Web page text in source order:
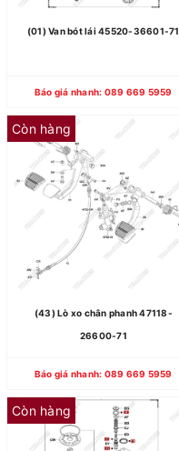
(01) Van bót lái 45520-36601-71
Báo giá nhanh: 089 669 5959
Còn hàng
(43) Lò xo chân phanh 47118-
26600-71
Báo giá nhanh: 089 669 5959
Còn hàng